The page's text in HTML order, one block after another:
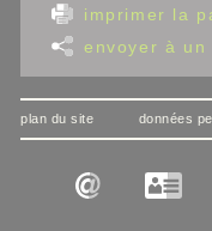
imprimer la
envoyer à un
plan du site données